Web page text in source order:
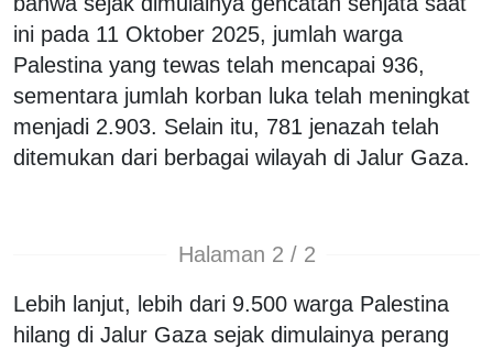
ini pada 11 Oktober 2025, jumlah warga
Palestina yang tewas telah mencapai 936,
sementara jumlah korban luka telah meningkat
menjadi 2.903. Selain itu, 781 jenazah telah
ditemukan dari berbagai wilayah di Jalur Gaza.
Halaman 2 / 2
Lebih lanjut, lebih dari 9.500 warga Palestina
hilang di Jalur Gaza sejak dimulainya perang